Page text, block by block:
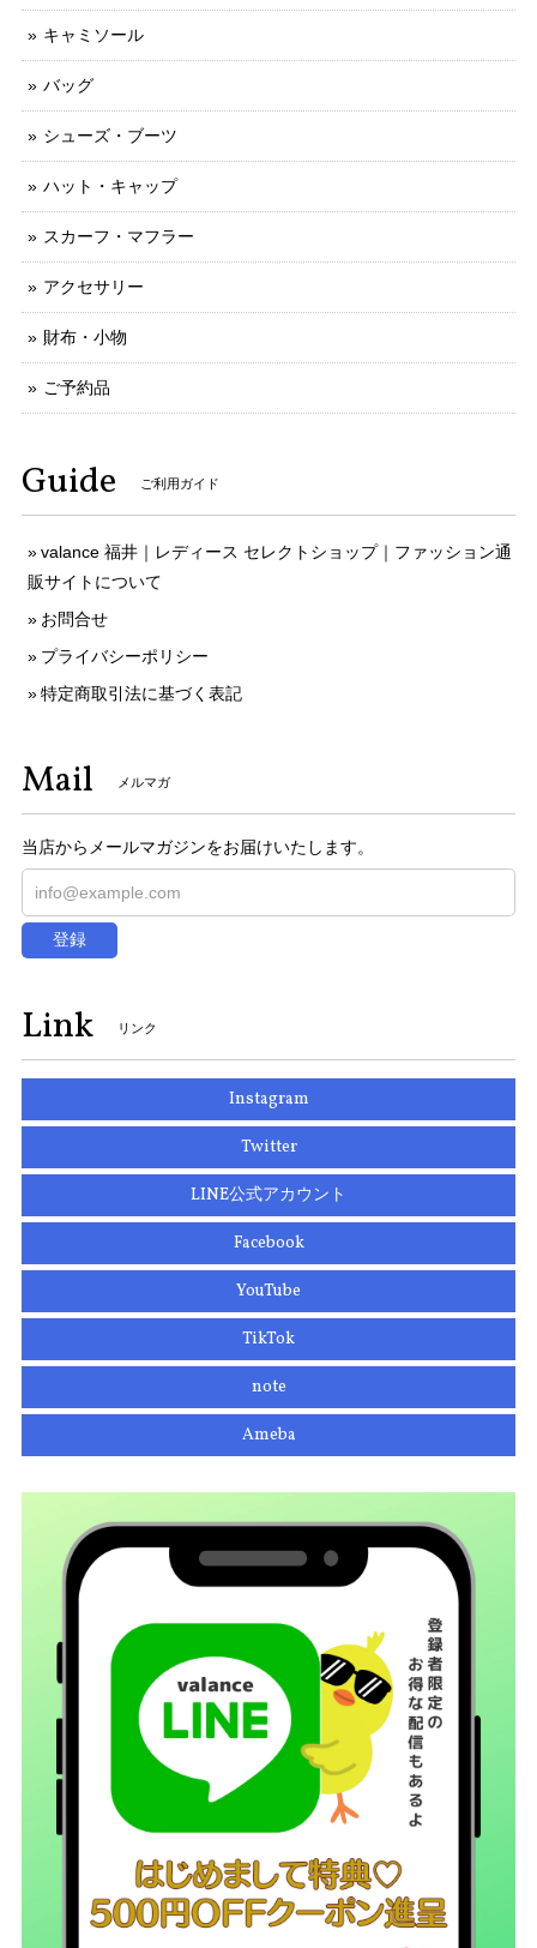
キャミソール
バッグ
シューズ・ブーツ
ハット・キャップ
スカーフ・マフラー
アクセサリー
財布・小物
ご予約品
Guide ご利用ガイド
valance 福井｜レディース セレクトショップ｜ファッション通
販サイトについて
お問合せ
プライバシーポリシー
特定商取引法に基づく表記
Mail メルマガ
当店からメールマガジンをお届けいたします。
登録
Link リンク
Instagram
Twitter
LINE公式アカウント
Facebook
YouTube
TikTok
note
Ameba